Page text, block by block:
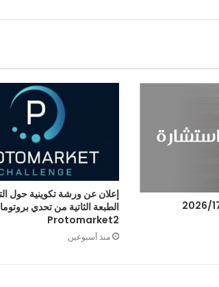
إعلان عن ورشة تكوينية حول
Protomarket2
منذ أسبوعين